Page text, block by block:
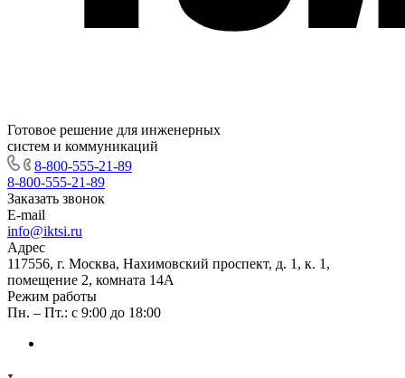
Готовое решение для инженерных
систем и коммуникаций
8-800-555-21-89
8-800-555-21-89
Заказать звонок
E-mail
info@iktsi.ru
Адрес
117556, г. Москва, Нахимовский проспект, д. 1, к. 1,
помещение 2, комната 14А
Режим работы
Пн. – Пт.: с 9:00 до 18:00